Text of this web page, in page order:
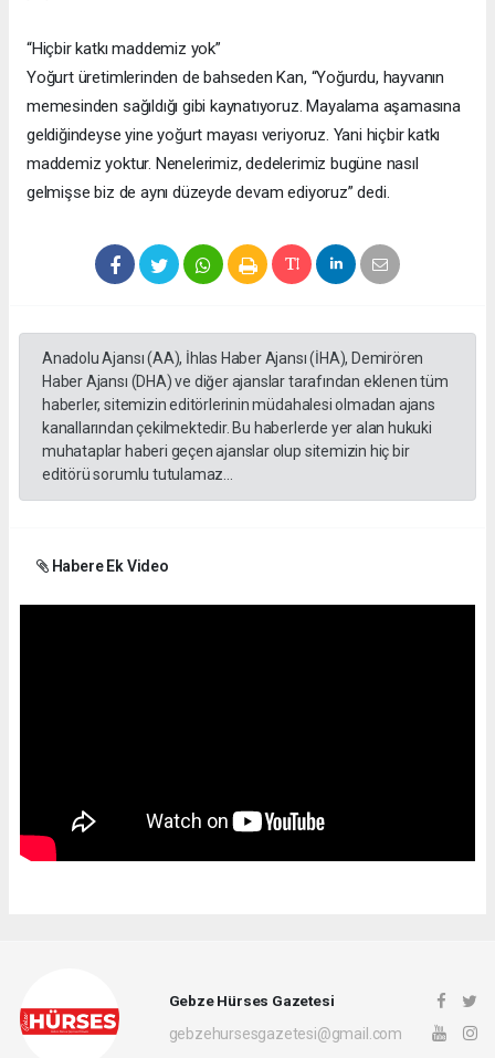
“Hiçbir katkı maddemiz yok”
Yoğurt üretimlerinden de bahseden Kan, “Yoğurdu, hayvanın
memesinden sağıldığı gibi kaynatıyoruz. Mayalama aşamasına
geldiğindeyse yine yoğurt mayası veriyoruz. Yani hiçbir katkı
maddemiz yoktur. Nenelerimiz, dedelerimiz bugüne nasıl
gelmişse biz de aynı düzeyde devam ediyoruz” dedi.
Anadolu Ajansı (AA), İhlas Haber Ajansı (İHA), Demirören
Haber Ajansı (DHA) ve diğer ajanslar tarafından eklenen tüm
haberler, sitemizin editörlerinin müdahalesi olmadan ajans
kanallarından çekilmektedir. Bu haberlerde yer alan hukuki
muhataplar haberi geçen ajanslar olup sitemizin hiç bir
editörü sorumlu tutulamaz...
Habere Ek Video
Gebze Hürses Gazetesi
gebzehursesgazetesi@gmail.com